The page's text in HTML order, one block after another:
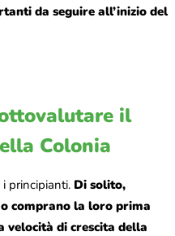
da seguire all’inizio del
il
Colonia
principianti. Di solito,
comprano la loro prima
velocità di crescita della